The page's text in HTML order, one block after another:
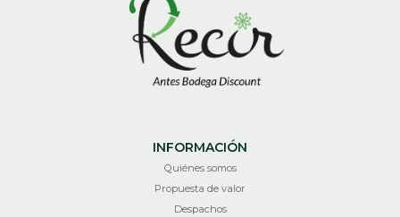
INFORMACIÓN
Quiénes somos
Propuesta de valor
Despachos